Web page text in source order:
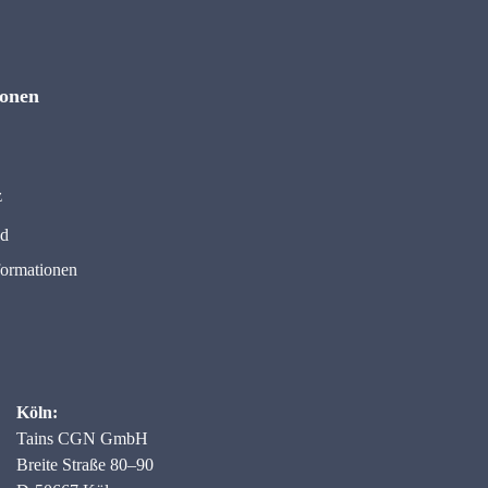
Köln:
Tains CGN GmbH
Breite Straße 80–90